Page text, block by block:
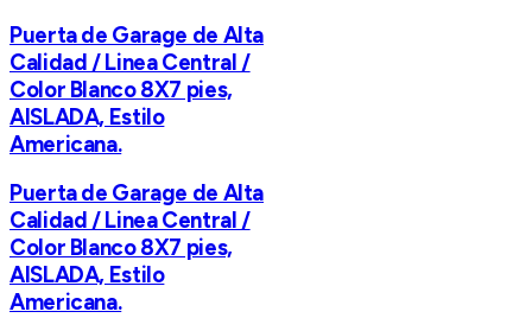
Puerta de Garage de Alta
Calidad / Linea Central /
Color Blanco 8X7 pies,
AISLADA, Estilo
Americana.
Puerta de Garage de Alta
Calidad / Linea Central /
Color Blanco 8X7 pies,
AISLADA, Estilo
Americana.